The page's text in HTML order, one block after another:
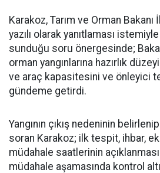
Karakoz, Tarım ve Orman Bakanı
yazılı olarak yanıtlaması
sunduğu soru önergesinde;
orman yangınlarına hazırlık
ve araç kapasitesini ve önleyici
gündeme getirdi.
Yangının çıkış nedeninin
soran Karakoz; ilk tespit, ihbar,
müdahale saatlerinin
müdahale aşamasında kontrol